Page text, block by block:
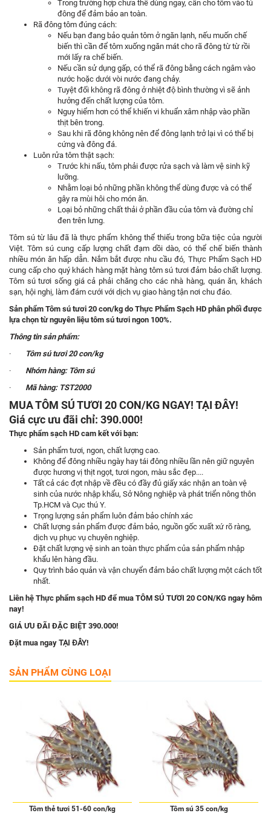
Trong trường hợp chưa thể dùng ngay, cần cho tôm vào tủ
đông để đảm bảo an toàn.
Rã đông tôm đúng cách:
Nếu bạn đang bảo quản tôm ở ngăn lạnh, nếu muốn chế
biến thì cần để tôm xuống ngăn mát cho rã đông từ từ rồi
mới lấy ra chế biến.
Nếu cần sử dụng gấp, có thể rã đông bằng cách ngâm vào
nước hoặc dưới vòi nước đang chảy.
Tuyệt đối không rã đông ở nhiệt độ bình thường vì sẽ ảnh
hưởng đến chất lượng của tôm.
Nguy hiểm hơn có thể khiến vi khuẩn xâm nhập vào phần
thịt bên trong.
Sau khi rã đông không nên để đông lạnh trở lại vì có thể bị
cứng và đông đá.
Luôn rửa tôm thật sạch:
Trước khi nấu, tôm phải được rửa sạch và làm vệ sinh kỹ
lưỡng.
Nhằm loại bỏ những phần không thể dùng được và có thể
gây ra mùi hôi cho món ăn.
Loại bỏ những chất thải ở phần đầu của tôm và đường chỉ
đen trên lưng.
Tôm sú từ lâu đã là thực phẩm không thể thiếu trong bữa tiệc của người
Việt. Tôm sú cung cấp lượng chất đạm dồi dào, có thể chế biến thành
nhiều món ăn hấp dẫn. Nắm bắt được nhu cầu đó, Thực Phẩm Sạch HD
cung cấp cho quý khách hàng mặt hàng tôm sú tươi đảm bảo chất lượng.
Tôm sú tươi sống giá cả phải chăng cho các nhà hàng, quán ăn, khách
sạn, hội nghị, làm đám cưới với dịch vụ giao hàng tận nơi chu đáo.
Sản phẩm Tôm sú tươi 20 con/kg do Thực Phẩm Sạch HD phân phối được
lựa chọn từ nguyên liệu tôm sú tươi ngon 100%.
Thông tin sản phẩm:
·
Tôm sú tươi 20 con/kg
· Nhóm hàng: Tôm sú
· Mã hàng: TST2000
MUA TÔM SÚ TƯƠI 20 CON/KG NGAY! TẠI ĐÂY!
Giá cực ưu đãi chỉ: 390.000!
Thực phẩm sạch HD cam kết với bạn:
Sản phẩm tươi, ngon, chất lượng cao.
Không để đông nhiều ngày hay tái đông nhiều lần nên giữ nguyên
được hương vị thịt ngọt, tươi ngon, màu sắc đẹp....
Tất cả các đợt nhập về đều có đầy đủ giấy xác nhận an toàn vệ
sinh của nước nhập khẩu, Sở Nông nghiệp và phát triển nông thôn
Tp.HCM và Cục thú Y.
Trọng lượng sản phẩm luôn đảm bảo chính xác
Chất lượng sản phẩm được đảm bảo, nguồn gốc xuất xứ rõ ràng,
dịch vụ phục vụ chuyên nghiệp.
Đặt chất lượng vệ sinh an toàn thực phẩm của sản phẩm nhập
khẩu lên hàng đầu.
Quy trình bảo quản và vận chuyển đảm bảo chất lượng một cách tốt
nhất.
Liên hệ Thực phẩm sạch HD để mua TÔM SÚ TƯƠI 20 CON/KG ngay hôm
nay!
GIÁ ƯU ĐÃI ĐẶC BIỆT 390.000!
Đặt mua ngay TẠI ĐÂY!
SẢN PHẨM CÙNG LOẠI
Tôm thẻ tươi 51-60 con/kg Tôm sú 35 con/kg